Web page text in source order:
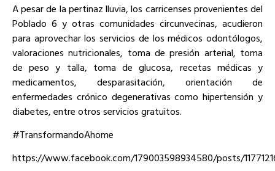
A pesar de la pertinaz lluvia, los carricenses provenientes del
Poblado 6 y otras comunidades circunvecinas, acudieron
para aprovechar los servicios de los médicos odontólogos,
valoraciones nutricionales, toma de presión arterial, toma
de peso y talla, toma de glucosa, recetas médicas y
medicamentos, desparasitación, orientación de
enfermedades crónico degenerativas como hipertensión y
diabetes, entre otros servicios gratuitos.
#TransformandoAhome
https://www.facebook.com/179003598934580/posts/